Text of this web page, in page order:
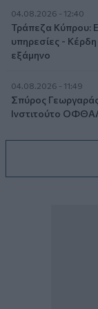
04.08.2026 - 12:40
Τράπεζα Κύπρου:
υπηρεσίες -
εξάμηνο
04.08.2026 - 11:49
Σπύρος
Ινστιτούτο